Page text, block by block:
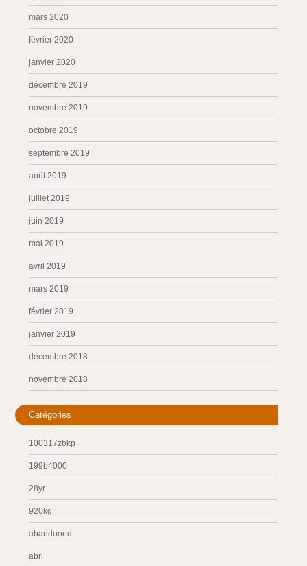
mars 2020
février 2020
janvier 2020
décembre 2019
novembre 2019
octobre 2019
septembre 2019
août 2019
juillet 2019
juin 2019
mai 2019
avril 2019
mars 2019
février 2019
janvier 2019
décembre 2018
novembre 2018
Catégories
100317zbkp
199b4000
28yr
920kg
abandoned
abri